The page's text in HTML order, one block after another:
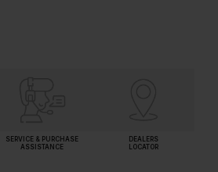
SERVICE & PURCHASE
ASSISTANCE
DEALERS
LOCATOR